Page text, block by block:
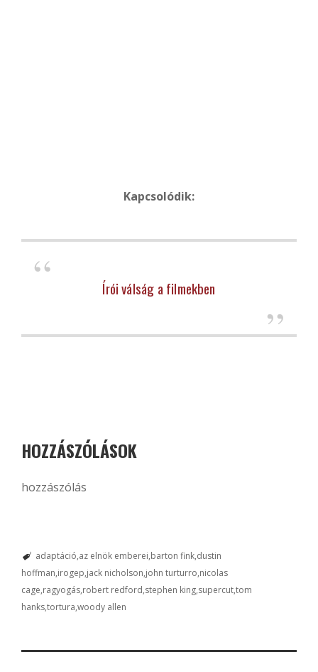
Kapcsolódik:
Írói válság a filmekben
HOZZÁSZÓLÁSOK
hozzászólás
adaptáció az elnök emberei barton fink dustin
hoffman irogep jack nicholson john turturro nicolas
cage ragyogás robert redford stephen king supercuttom
hankstortura woody allen